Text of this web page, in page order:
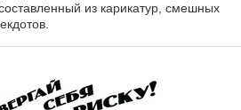
из карикатур, смешных